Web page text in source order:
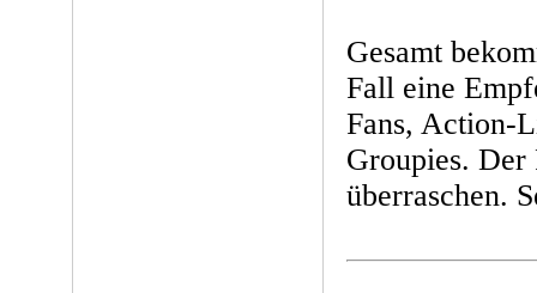
Gesamt
Fall eine
Fans, Action-
Groupies.
überraschen.